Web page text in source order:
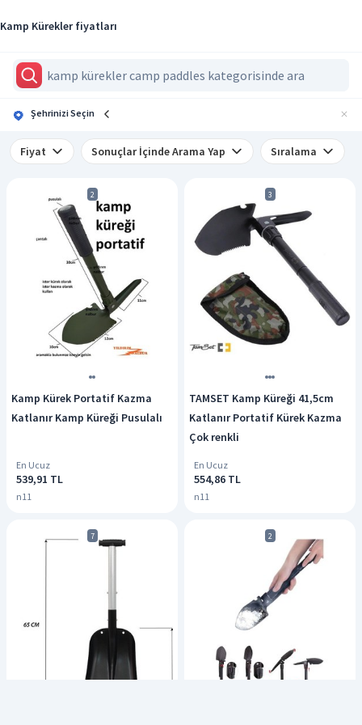
Kamp Kürekler fiyatları
Şehrinizi Seçin
Fiyat Sonuçlar İçinde Arama Yap Sıralama
2
Kamp Kürek Portatif Kazma
Katlanır Kamp Küreği Pusulalı
En Ucuz
539,91 TL
n11
3
TAMSET Kamp Küreği 41,5cm
Katlanır Portatif Kürek Kazma
Çok renkli
En Ucuz
554,86 TL
n11
7 2